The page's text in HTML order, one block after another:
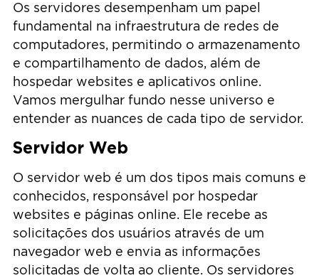
Os servidores desempenham um papel
fundamental na infraestrutura de redes de
computadores, permitindo o armazenamento
e compartilhamento de dados, além de
hospedar websites e aplicativos online.
Vamos mergulhar fundo nesse universo e
entender as nuances de cada tipo de servidor.
Servidor Web
O servidor web é um dos tipos mais comuns e
conhecidos, responsável por hospedar
websites e páginas online. Ele recebe as
solicitações dos usuários através de um
navegador web e envia as informações
solicitadas de volta ao cliente. Os servidores